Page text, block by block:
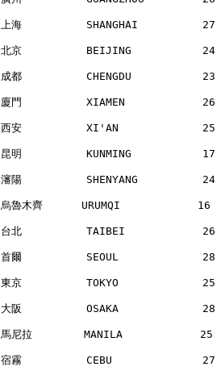
上海          SHANGHAI
北京          BEIJING
成都          CHENGDU
廈門          XIAMEN
西安          XI'AN
昆明          KUNMING
瀋陽          SHENYANG
烏魯木齊      URUMQI
台北          TAIBEI
首爾          SEOUL             28
東京          TOKYO             25
大阪          OSAKA
馬尼拉        MANILA            25
宿霧          CEBU              27